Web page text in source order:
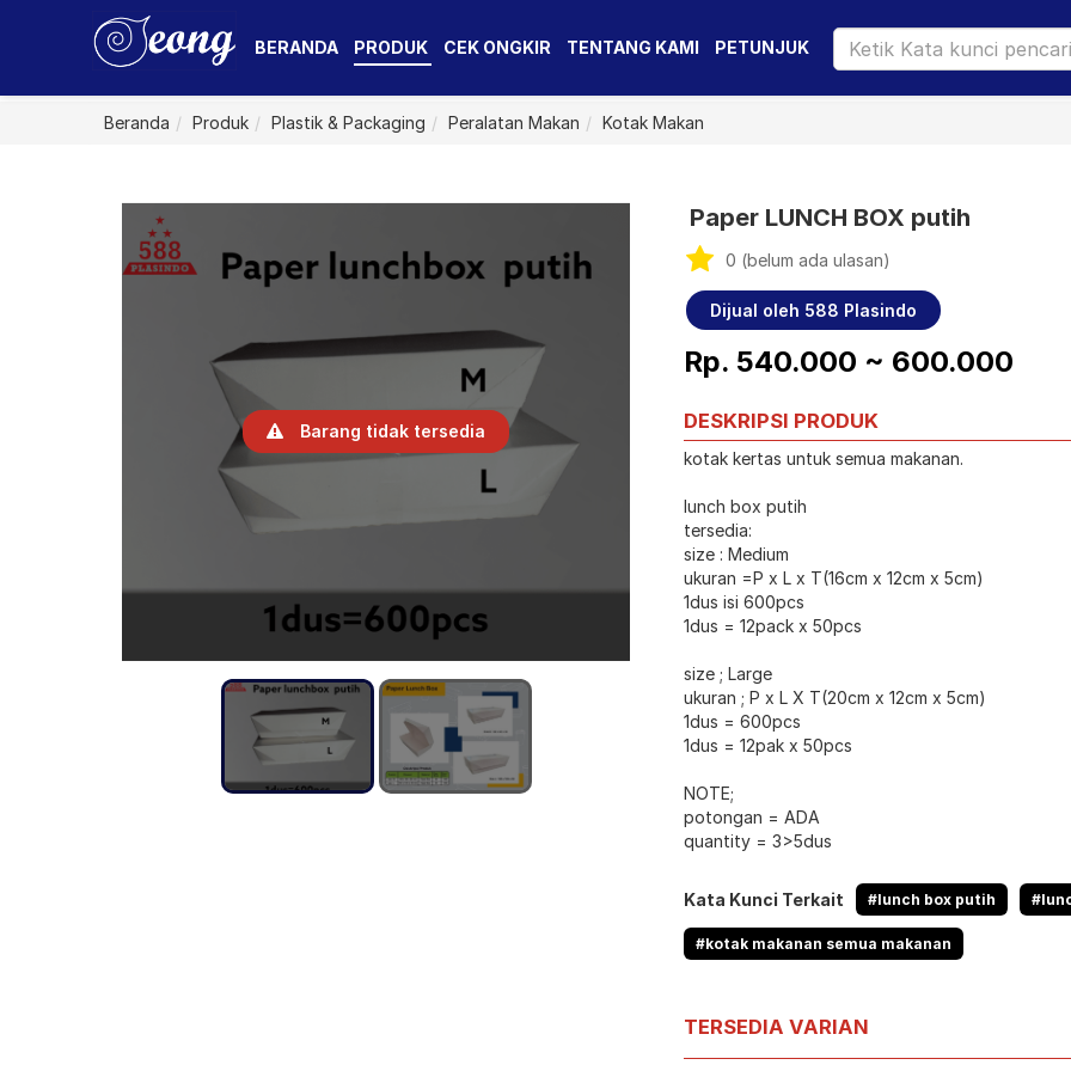
BERANDA PRODUK CEK ONGKIR TENTANG KAMI PETUNJUK
Beranda Produk Plastik & Packaging Peralatan Makan Kotak Makan
Barang tidak tersedia
Paper LUNCH BOX putih
0 (belum ada ulasan)
Dijual oleh 588 Plasindo
Rp. 540.000 ~ 600.000
DESKRIPSI PRODUK
kotak kertas untuk semua makanan.
lunch box putih
tersedia:
size : Medium
ukuran =P x L x T(16cm x 12cm x 5cm)
1dus isi 600pcs
1dus = 12pack x 50pcs
size ; Large
ukuran ; P x L X T(20cm x 12cm x 5cm)
1dus = 600pcs
1dus = 12pak x 50pcs
NOTE;
potongan = ADA
quantity = 3>5dus
Kata Kunci Terkait #lunch box putih
#kotak makanan semua makanan
TERSEDIA VARIAN